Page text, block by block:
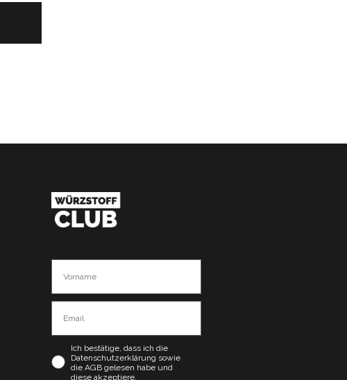
Ich bestätige, dass ich die
Datenschutzerklärung sowie
die AGB gelesen habe und
diese akzeptiere.